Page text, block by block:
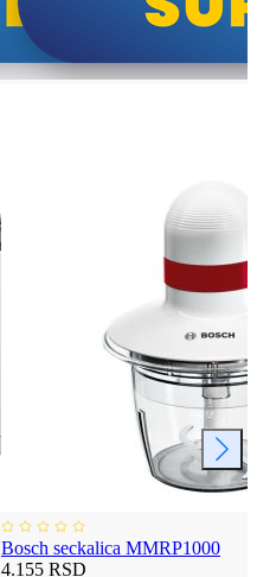
Bosch seckalica MMRP1000
4.155 RSD